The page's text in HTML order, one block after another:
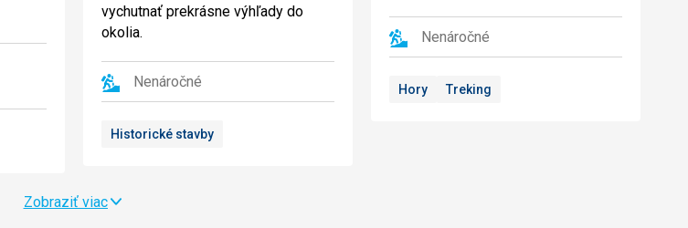
vychutnať prekrásne výhľady do
okolia.
Nenáročné
Historické stavby
Nenáročné
Hory Treking
Zobraziť viac